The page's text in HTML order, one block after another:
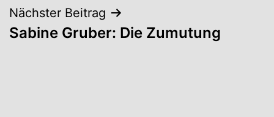
Nächster Beitrag
Sabine Gruber: Die Zumutung